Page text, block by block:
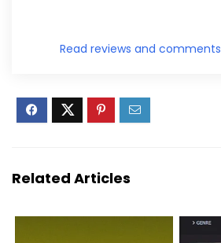
Read reviews and comments
Related Articles